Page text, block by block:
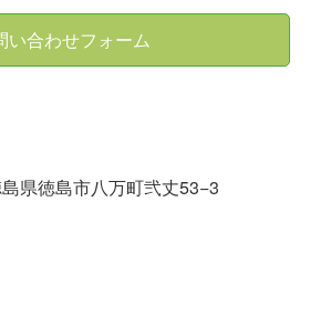
い合わせフォーム
県徳島市八万町弐丈53−3